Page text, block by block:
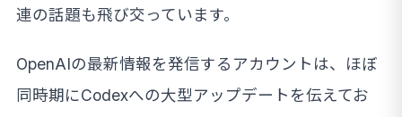
連の話題も飛び交っています。
OpenAIの最新情報を発信するアカウントは、ほぼ
同時期にCodexへの大型アップデートを伝えてお